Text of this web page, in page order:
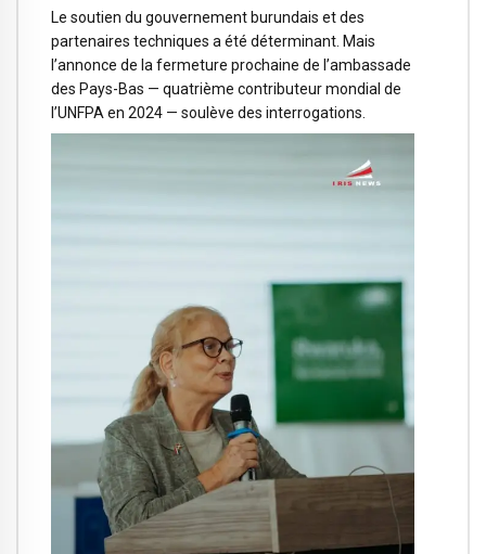
Le soutien du gouvernement burundais et des
partenaires techniques a été déterminant. Mais
l’annonce de la fermeture prochaine de l’ambassade
des Pays-Bas — quatrième contributeur mondial de
l’UNFPA en 2024 — soulève des interrogations.